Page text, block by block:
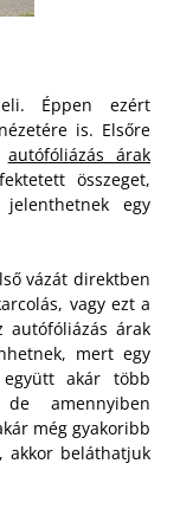
Éppen ezért
is. Elsőre
autófóliázás árak
összeget,
jelenthetnek egy
vázát direktben
vagy ezt a
árak
mert egy
akár több
amennyiben
még gyakoribb
akkor beláthatjuk